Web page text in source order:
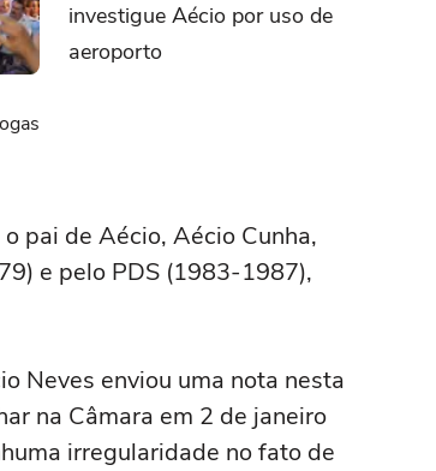
investigue Aécio por uso de
aeroporto
pai de Aécio, Aécio Cunha,
e pelo PDS (1983-1987),
Neves enviou uma nota nesta
na Câmara em 2 de janeiro
irregularidade no fato de